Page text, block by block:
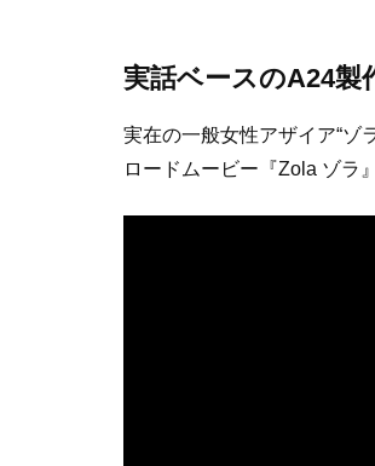
実話ベースのA24製
実在の一般女性アザイア“ゾ
ロードムービー『Zola ゾラ